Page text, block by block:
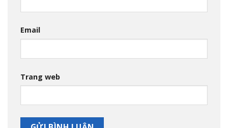
Email
Trang web